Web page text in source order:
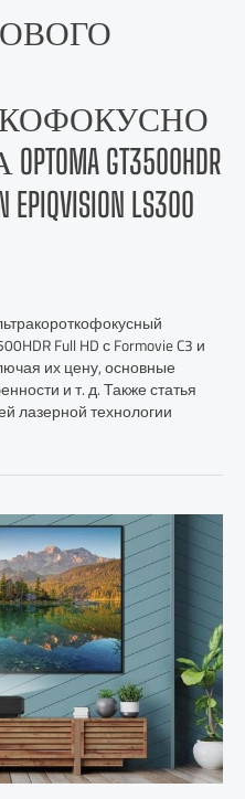
GT3500HDR
EPIQVISION LS300
Full HD с Formovie C3 и
их цену, основные
и т. д. Также статья
лазерной технологии